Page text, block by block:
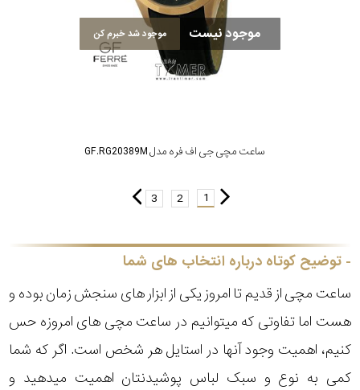
موجود نیست موجود شد خبرم کن
ساعت مچی جی اف فره مدل GF.RG20389M
1
2
3
توضیح کوتاه درباره انتخاب های شما
ساعت مچی از قدیم تا امروز یکی از ابزار های سنجش زمان بوده و
هست اما تفاوتی که میتوانیم در ساعت مچی های امروزه حس
کنیم، اهمیت وجود آنها در استایل هر شخص است. اگر که شما
کمی به نوع و سبک لباس پوشیدنتان اهمیت میدهید و